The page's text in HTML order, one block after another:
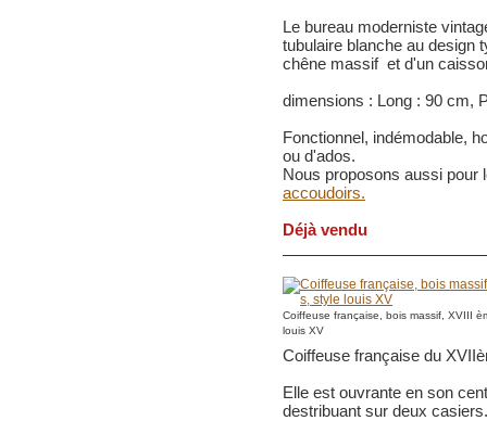
Le bureau moderniste
tubulaire blanche au design
chêne massif et d'un
dimensions : Long : 90 cm,
Fonctionnel, indémodable,
ou d'ados.
Nous proposons aussi
accoudoirs.
Déjà vendu
Coiffeuse française, bois massif, XVIII
louis XV
Coiffeuse française du
Elle est ouvrante en son
destribuant sur deux casiers.